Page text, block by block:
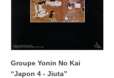
“Japon
Groupe Yonin No Kai
“Japon 4 - Jiuta”